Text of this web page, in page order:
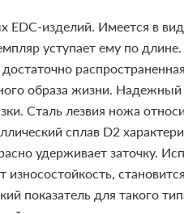
изделий. Имеется в
уступает ему по
образа жизни.
Сталь лезвия ножа
сплав D2
удерживает заточку.
показатель для такого